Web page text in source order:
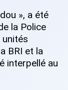
», a été
la Police
unités
BRI et la
interpellé au